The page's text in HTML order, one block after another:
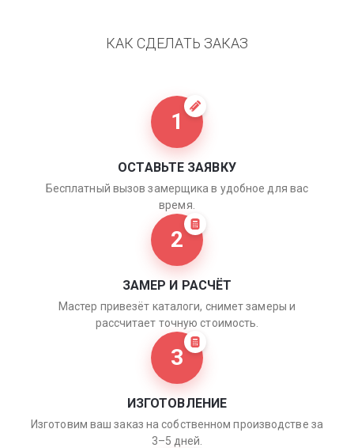
КАК СДЕЛАТЬ ЗАКАЗ
1
ОСТАВЬТЕ ЗАЯВКУ
Бесплатный вызов замерщика в удобное для вас
время.
2
ЗАМЕР И РАСЧЁТ
Мастер привезёт каталоги, снимет замеры и
рассчитает точную стоимость.
3
ИЗГОТОВЛЕНИЕ
Изготовим ваш заказ на собственном производстве за
3–5 дней.